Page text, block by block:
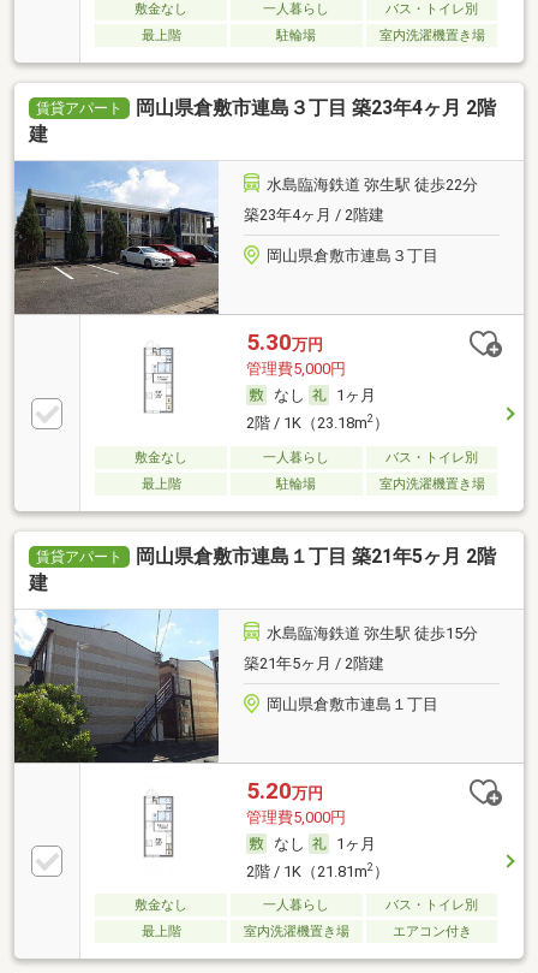
敷金なし 一人暮らし
バス・トイレ別
最上階
駐輪場 室内洗濯機置き場
賃貸アパート
岡山県倉敷市連島３丁目 築23年4ヶ月 2階
建
水島臨海鉄道 弥生駅 徒歩22分
築23年4ヶ月 / 2階建
岡山県倉敷市連島３丁目
5.30万円
管理費5,000円
なし
1ヶ月
2階 / 1K（23.18m2）
敷金なし 一人暮らし
バス・トイレ別
最上階
駐輪場 室内洗濯機置き場
賃貸アパート
岡山県倉敷市連島１丁目 築21年5ヶ月 2階
建
水島臨海鉄道 弥生駅 徒歩15分
築21年5ヶ月 / 2階建
岡山県倉敷市連島１丁目
5.20万円
管理費5,000円
なし
1ヶ月
2階 / 1K（21.81m2）
敷金なし 一人暮らし
バス・トイレ別
最上階
室内洗濯機置き場 エアコン付き